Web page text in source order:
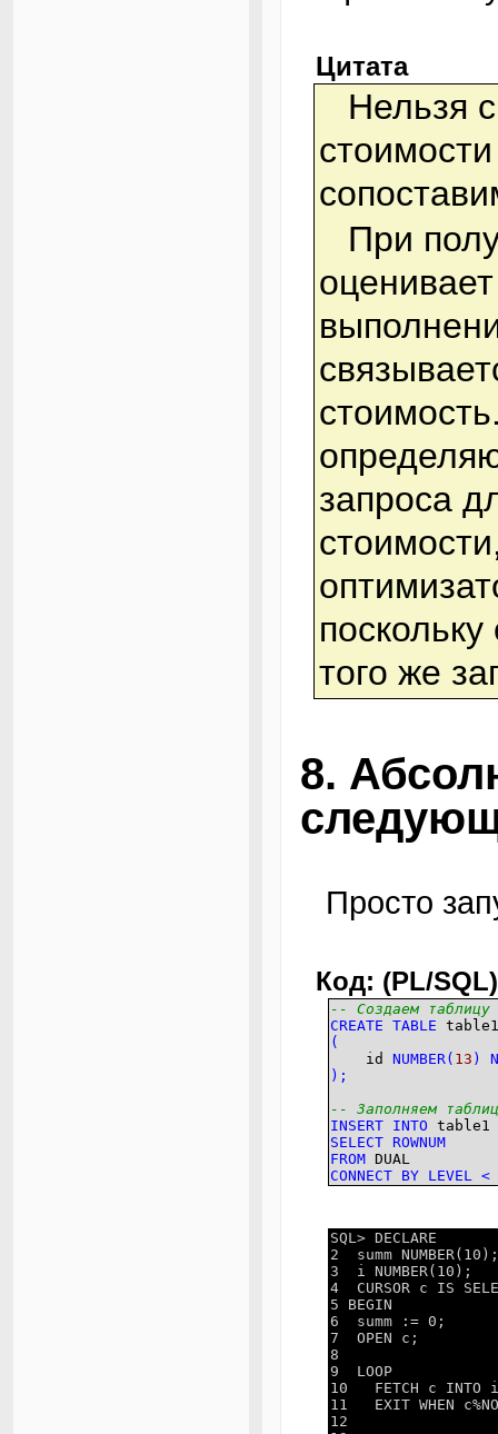
Цитата
Нельзя сравнивать друг с другом
При получении запроса сервер
запроса
того же
8.
Просто
Код: (PL/SQL)
-- Создаем таблицу
CREATE TABLE table1
(
id NUMBER( 13 )
) ;
-- Заполняем
INSERT INTO table1
SELECT ROWNUM
FROM DUAL
CONNECT BY LEVEL <
SQL> DECLARE
2 summ NUMBER(10);
3 i NUMBER(10);
4 CURSOR c IS
5 BEGIN
6 summ := 0;
7 OPEN c;
8
9 LOOP
10 FETCH c INTO
11 EXIT WHEN
12